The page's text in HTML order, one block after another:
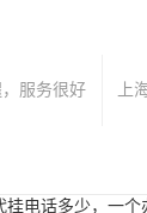
，服务很好
上
挂电话多少，一个